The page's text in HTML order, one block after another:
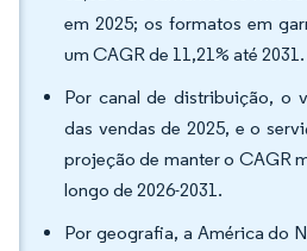
em 2025; os formatos em
um CAGR de 11,21% até 2031.
Por canal de distribuição, o
das vendas de 2025, e o
projeção de manter o CAGR
longo de 2026-2031.
Por geografia, a América do